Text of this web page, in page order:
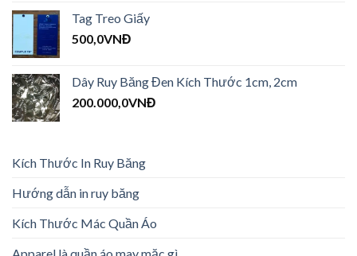
hạng
1.00
5
Tag Treo Giấy
500,0VNĐ
Dây Ruy Băng Đen Kích Thước 1cm, 2cm
200.000,0VNĐ
Kích Thước In Ruy Băng
Hướng dẫn in ruy băng
Kích Thước Mác Quần Áo